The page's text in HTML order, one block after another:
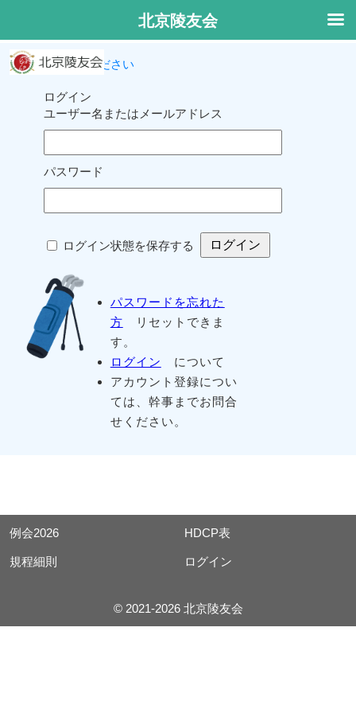
ログインしてください
ログイン
ユーザー名またはメールアドレス
パスワード
ログイン状態を保存する
パスワードを忘れた
方 リセットできま
す。
ログイン
について
アカウント登録につい
ては、幹事までお問合
せください。
例会2026 HDCP表
規程細則 ログイン
© 2021-2026 北京陵友会
北京陵友会